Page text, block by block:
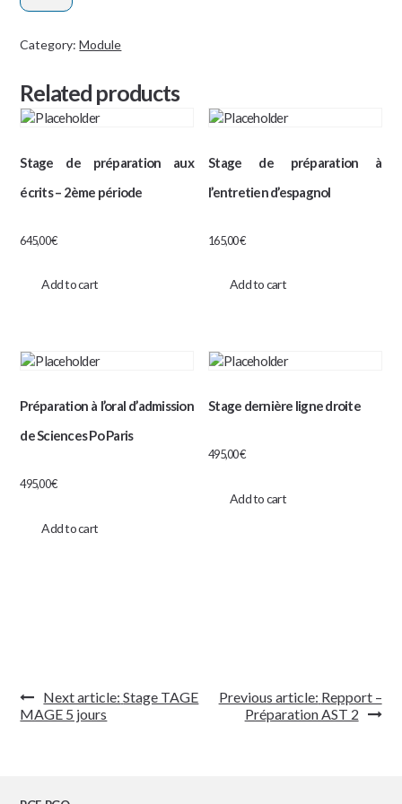
TAGE
quantity
Category:Module
Related products
Stage de préparation aux
écrits – 2ème période
645,00€
Add to cart
Stage de préparation à
l’entretien d’espagnol
165,00€
Add to cart
Préparation à l’oral d’admission
de Sciences Po Paris
495,00€
Add to cart
Stage dernière ligne droite
495,00€
Add to cart
de
Previous article: Repport –
Préparation AST 2
Next article: Stage TAGE
MAGE 5 jours